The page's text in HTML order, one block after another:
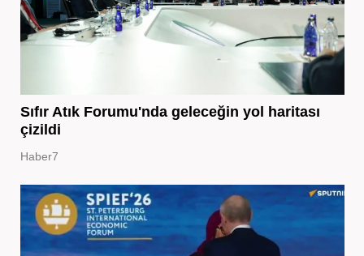
Sıfır Atık Forumu'nda geleceğin yol haritası
çizildi
Haber7